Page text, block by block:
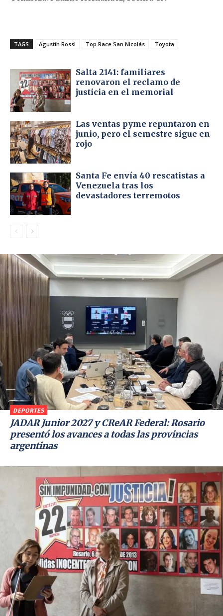
TAGS Agustín Rossi Top Race San Nicolás Toyota
Salta 2141: familiares
renovaron el reclamo de
justicia en el memorial
Las ventas pyme repuntaron en
junio, pero el semestre sigue en
rojo
Santa Fe envía 40 rescatistas a
Venezuela tras los
devastadores terremotos
DEPORTES
JADAR Junior 2027 y CReAR Federal: Rosario
presentó los avances a todas las provincias
argentinas